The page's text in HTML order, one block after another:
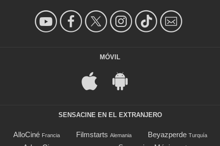
MÓVIL
SENSACINE EN EL EXTRANJERO
AlloCiné Francia Filmstarts Alemania Beyazperde Turquía